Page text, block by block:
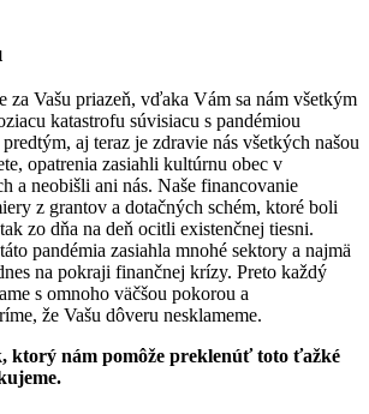
Vašu priazeň, vďaka Vám sa nám všetkým
katastrofu súvisiacu s pandémiou
aj teraz je zdravie nás všetkých našou
opatrenia zasiahli kultúrnu obec v
a neobišli ani nás. Naše financovanie
z grantov a dotačných schém, ktoré boli
zo dňa na deň ocitli existenčnej tiesni.
pandémia zasiahla mnohé sektory a najmä
na pokraji finančnej krízy. Preto každý
s omnoho väčšou pokorou a
že Vašu dôveru nesklameme.
ktorý nám pomôže preklenúť toto ťažké